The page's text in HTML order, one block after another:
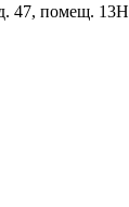
47, помещ. 13Н